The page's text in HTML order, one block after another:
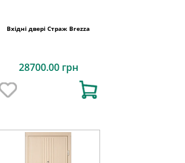
Вхідні двері Страж Brezza
28700.00 грн